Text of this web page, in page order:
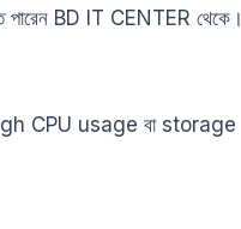
পারেন BD IT CENTER থেকে।
CPU usage বা storage